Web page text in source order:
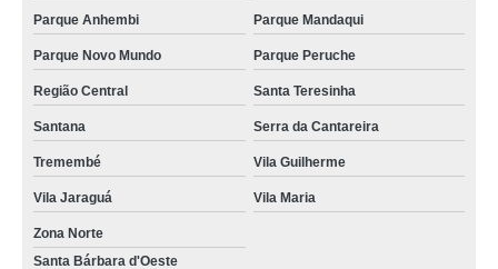
Parque Anhembi Parque Mandaqui
Parque Novo Mundo Parque Peruche
Região Central Santa Teresinha
Santana Serra da Cantareira
Tremembé Vila Guilherme
Vila Jaraguá Vila Maria
Zona Norte
Santa Bárbara d'Oeste